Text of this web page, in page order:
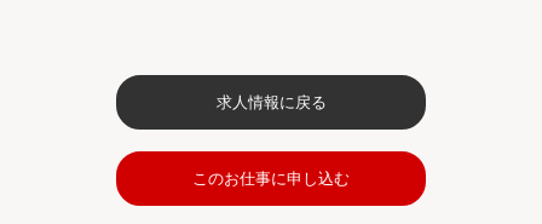
求人情報に戻る
このお仕事に申し込む